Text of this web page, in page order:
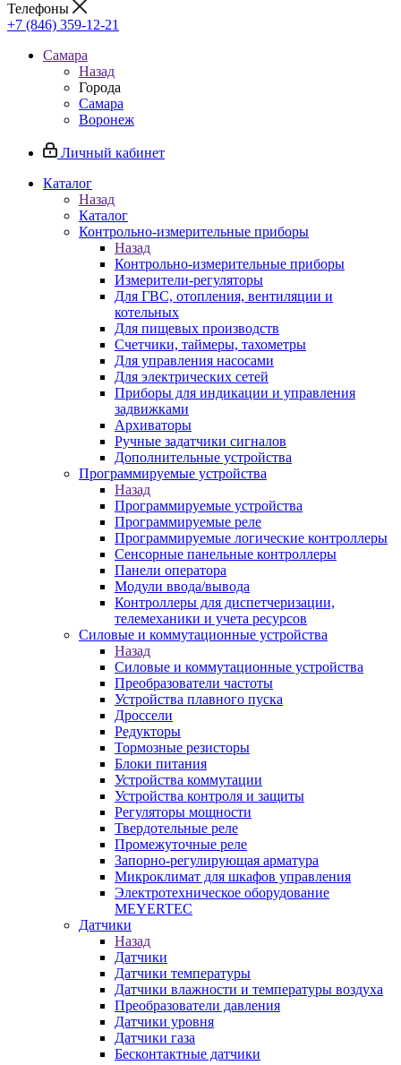
Телефоны
+7 (846) 359-12-21
Самара
Назад
Города
Самара
Воронеж
Личный кабинет
Каталог
Назад
Каталог
Контрольно-измерительные приборы
Назад
Контрольно-измерительные приборы
Измерители-регуляторы
Для ГВС, отопления, вентиляции и
котельных
Для пищевых производств
Счетчики, таймеры, тахометры
Для управления насосами
Для электрических сетей
Приборы для индикации и управления
задвижками
Архиваторы
Ручные задатчики сигналов
Дополнительные устройства
Программируемые устройства
Назад
Программируемые устройства
Программируемые реле
Программируемые логические контроллеры
Сенсорные панельные контроллеры
Панели оператора
Модули ввода/вывода
Контроллеры для диспетчеризации,
телемеханики и учета ресурсов
Силовые и коммутационные устройства
Назад
Силовые и коммутационные устройства
Преобразователи частоты
Устройства плавного пуска
Дроссели
Редукторы
Тормозные резисторы
Блоки питания
Устройства коммутации
Устройства контроля и защиты
Регуляторы мощности
Твердотельные реле
Промежуточные реле
Запорно-регулирующая арматура
Микроклимат для шкафов управления
Электротехническое оборудование
MEYERTEC
Датчики
Назад
Датчики
Датчики температуры
Датчики влажности и температуры воздуха
Преобразователи давления
Датчики уровня
Датчики газа
Бесконтактные датчики